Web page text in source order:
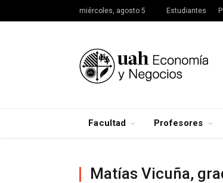
miércoles, agosto 5 Estudiantes
Facultad Profesores
Matías Vicuña,